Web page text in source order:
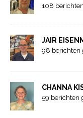
108
JAIR
98 berichten
CHANNA
59 berichten